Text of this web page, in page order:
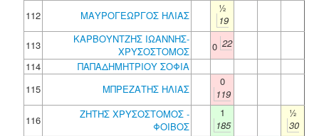
112
ΜΑΥΡΟΓΕΩΡΓΟΣ ΗΛΙΑΣ
½
19
113
ΚΑΡΒΟΥΝΤΖΗΣ ΙΩΑΝΝΗΣ-
ΧΡΥΣΟΣΤΟΜΟΣ
0 22
114
ΠΑΠΑΔΗΜΗΤΡΙΟΥ ΣΟΦΙΑ
115
ΜΠΡΕΖΑΤΗΣ ΗΛΙΑΣ
0
119
116
ΖΗΤΗΣ ΧΡΥΣΟΣΤΟΜΟΣ -
ΦΟΙΒΟΣ
1
185
½
30